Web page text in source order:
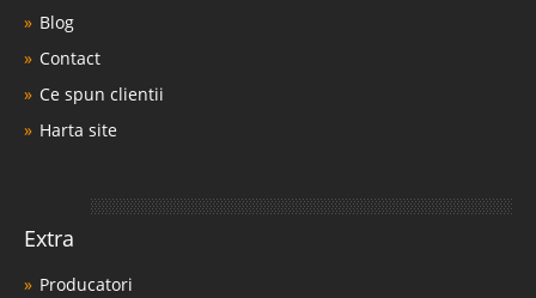
Blog
Contact
Ce spun clientii
Harta site
Extra
Producatori